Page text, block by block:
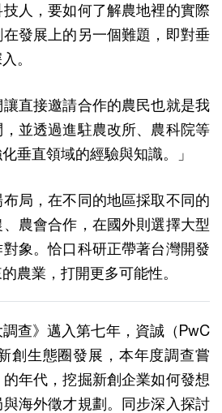
人，要如何了解農地裡的實際
發展上的另一個難題，即對垂
。
直接邀請合作的農民也就是我
並透過進駐農改所、農科院等
垂直領域的經驗與知識。」
局，在不同的地區採取不同的
農會合作，在國外則選擇大型
象。恰口科研正帶著台灣開發
農業，打開更多可能性。
調查》邁入第七年，資誠（PwC
創生態圈發展，本年度調查嘗
年代，挖掘新創企業如何發想
海外徵才規劃。同步深入探討